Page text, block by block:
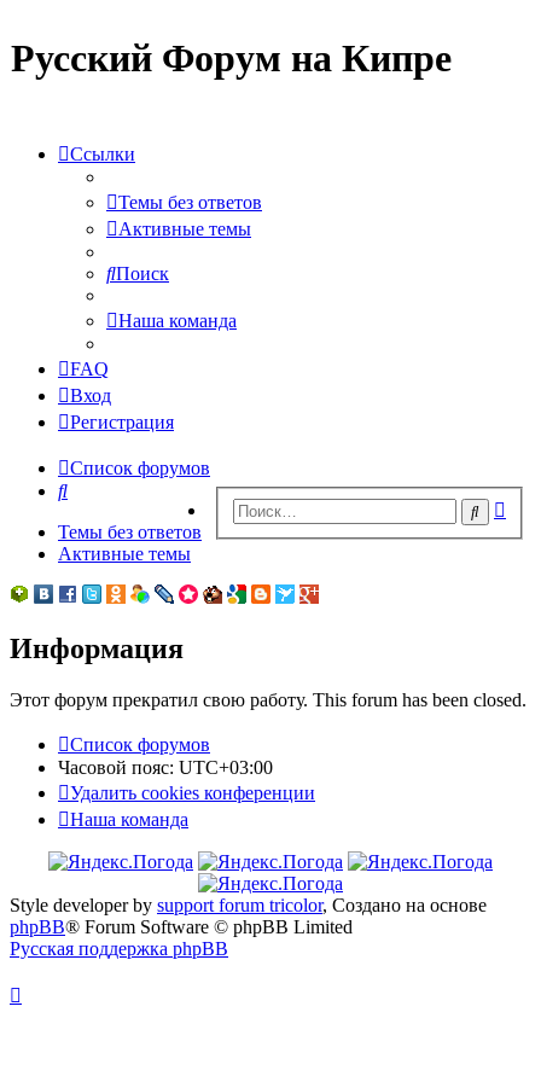
Русский Форум на Кипре
Ссылки
Темы без ответов
Активные темы
Поиск
Наша команда
FAQ
Вход
Регистрация
Список форумов
Поиск
Поиск
Темы без ответов
Активные темы
Информация
Этот форум прекратил свою работу. This forum has been closed.
Список форумов
Часовой пояс: UTC+03:00
Удалить cookies конференции
Наша команда
Style developer by support forum tricolor, Создано на основе
phpBB® Forum Software © phpBB Limited
Русская поддержка phpBB